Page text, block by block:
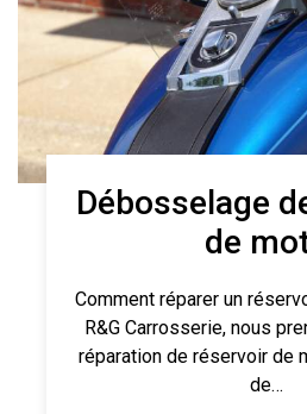
Débosselage
de
Comment réparer un
R&G Carrosserie, nous
réparation de réservoir de
de…